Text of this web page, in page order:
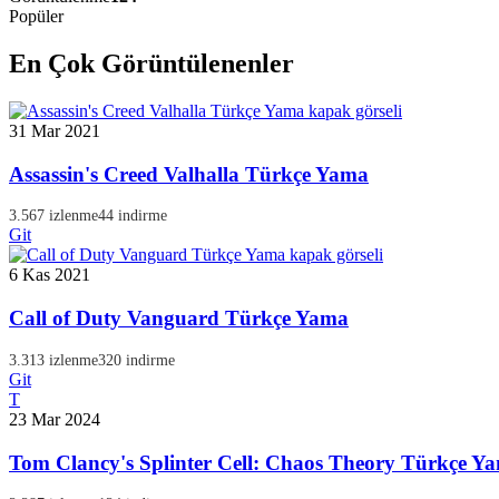
Popüler
En Çok Görüntülenenler
31 Mar 2021
Assassin's Creed Valhalla Türkçe Yama
3.567 izlenme44 indirme
Git
6 Kas 2021
Call of Duty Vanguard Türkçe Yama
3.313 izlenme320 indirme
Git
T
23 Mar 2024
Tom Clancy's Splinter Cell: Chaos Theory Türkçe